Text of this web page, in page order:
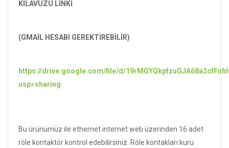
KILAVUZU LİNKİ
(GMAİL HESABI GEREKTİREBİLİR)
https://drive.google.com/file/d/
usp=sharing
Bu ürünümüz ile ethernet internet web üzerinden 16 adet
röle kontaktör kontrol edebilirsiniz. Röle kontakları kuru